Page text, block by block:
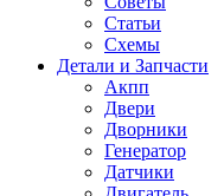
Статьи
Схемы
Детали и Запчасти
Акпп
Двери
Дворники
Генератор
Датчики